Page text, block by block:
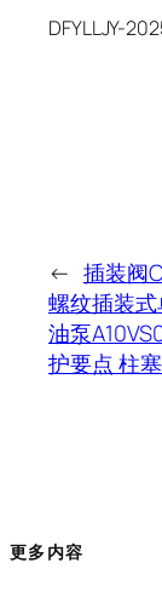
DFYLLJY-
← 插装阀
螺纹插装
油泵
护要点 柱
更多内容